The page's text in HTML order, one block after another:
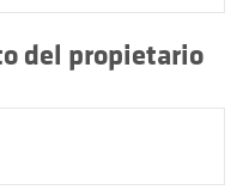
del propietario